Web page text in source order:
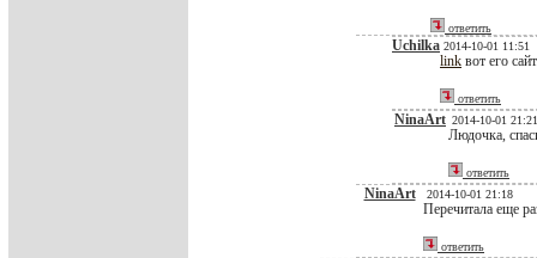
ответить
Uchilka 2014-10-01 11:51
link вот его
ответить
NinaArt 2014-10-01 21:21
Людочка,
ответить
NinaArt 2014-10-01 21:18
Перечитала еще
ответить